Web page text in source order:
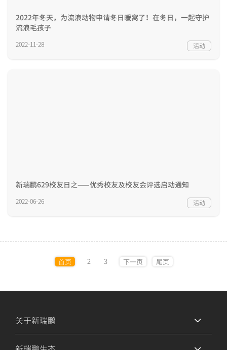
2022年冬天，为流浪动物申请冬日暖窝了！在冬日，一起守护
流浪毛孩子
2022-11-28 活动
新瑞鹏629校友日之——优秀校友及校友会评选启动通知
2022-06-26 活动
首页 2 3 下一页 尾页
关于新瑞鹏